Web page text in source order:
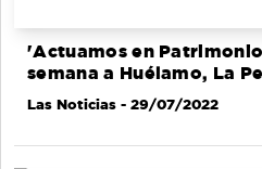
'Actuamos en
semana a Huélamo, La
Las Noticias - 29/07/2022